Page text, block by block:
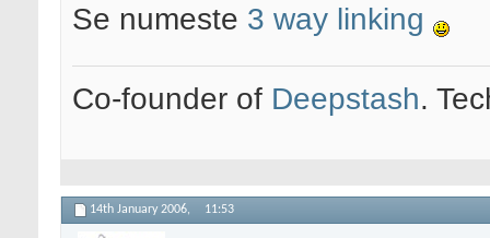
Se numeste 3 way linking
Co-founder of Deepstash.
14th January 2006, 11:53